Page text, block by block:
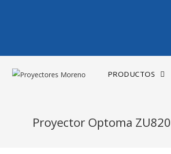
PRODUCTOS
Proyector Optoma